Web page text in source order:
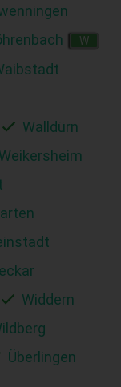
W
Walldürn
Weikersheim
Widdern
Überlingen